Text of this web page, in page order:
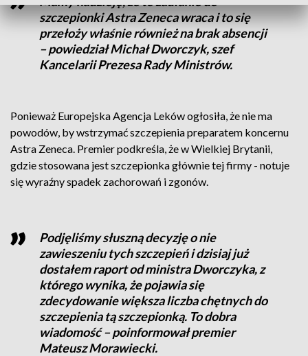
szczepionki Astra Zeneca wraca i to się
przełoży właśnie również na brak absencji
– powiedział Michał Dworczyk, szef
Kancelarii Prezesa Rady Ministrów.
Ponieważ Europejska Agencja Leków ogłosiła, że nie ma
powodów, by wstrzymać szczepienia preparatem koncernu
Astra Zeneca. Premier podkreśla, że w Wielkiej Brytanii,
gdzie stosowana jest szczepionka głównie tej firmy - notuje
się wyraźny spadek zachorowań i zgonów.
Podjęliśmy słuszną decyzję o nie
zawieszeniu tych szczepień i dzisiaj już
dostałem raport od ministra Dworczyka, z
którego wynika, że pojawia się
zdecydowanie większa liczba chętnych do
szczepienia tą szczepionką. To dobra
wiadomość – poinformował premier
Mateusz Morawiecki.